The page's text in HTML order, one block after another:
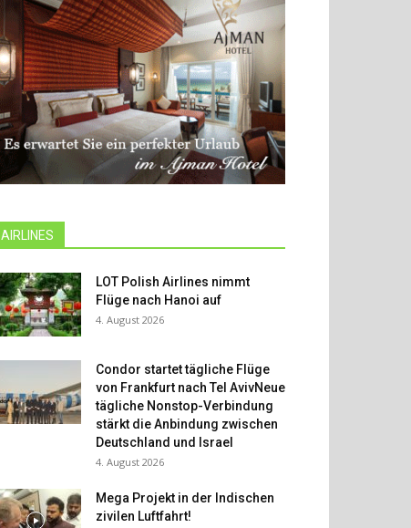
AIRLINES
LOT Polish Airlines nimmt
Flüge nach Hanoi auf
4. August 2026
Condor startet tägliche Flüge
von Frankfurt nach Tel AvivNeue
tägliche Nonstop-Verbindung
stärkt die Anbindung zwischen
Deutschland und Israel
4. August 2026
Mega Projekt in der Indischen
zivilen Luftfahrt!